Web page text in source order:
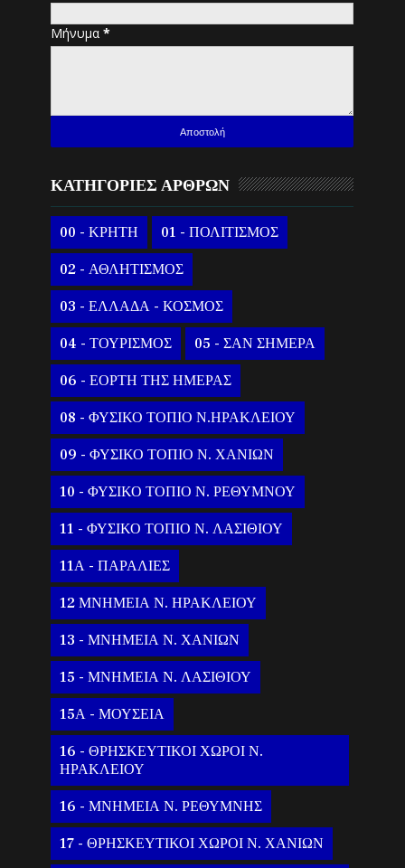
Μήνυμα*
ΚΑΤΗΓΟΡΙΕΣ ΑΡΘΡΩΝ
00 - ΚΡΗΤΗ 01 - ΠΟΛΙΤΙΣΜΟΣ
02 - ΑΘΛΗΤΙΣΜΟΣ
03 - ΕΛΛΑΔΑ - ΚΟΣΜΟΣ
04 - ΤΟΥΡΙΣΜΟΣ 05 - ΣΑΝ ΣΗΜΕΡΑ
06 - ΕΟΡΤΗ ΤΗΣ ΗΜΕΡΑΣ
08 - ΦΥΣΙΚΟ ΤΟΠΙΟ Ν.ΗΡΑΚΛΕΙΟΥ
09 - ΦΥΣΙΚΟ ΤΟΠΙΟ Ν. ΧΑΝΙΩΝ
10 - ΦΥΣΙΚΟ ΤΟΠΙΟ Ν. ΡΕΘΥΜΝΟΥ
11 - ΦΥΣΙΚΟ ΤΟΠΙΟ Ν. ΛΑΣΙΘΙΟΥ
11Α - ΠΑΡΑΛΙΕΣ
12 ΜΝΗΜΕΙΑ Ν. ΗΡΑΚΛΕΙΟΥ
13 - ΜΝΗΜΕΙΑ Ν. ΧΑΝΙΩΝ
15 - ΜΝΗΜΕΙΑ Ν. ΛΑΣΙΘΙΟΥ
15Α - ΜΟΥΣΕΙΑ
16 - ΘΡΗΣΚΕΥΤΙΚΟΙ ΧΩΡΟΙ Ν.
ΗΡΑΚΛΕΙΟΥ
16 - ΜΝΗΜΕΙΑ Ν. ΡΕΘΥΜΝΗΣ
17 - ΘΡΗΣΚΕΥΤΙΚΟΙ ΧΩΡΟΙ Ν. ΧΑΝΙΩΝ